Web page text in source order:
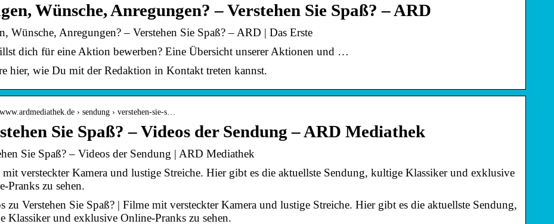
Wünsche, Anregungen? – Verstehen Sie Spaß? – ARD
Wünsche, Anregungen? – Verstehen Sie Spaß? – ARD | Das Erste
dich für eine Aktion bewerben? Eine Übersicht unserer Aktionen und …
hier, wie Du mit der Redaktion in Kontakt treten kannst.
› sendung › verstehen-sie-s…
Sie Spaß? – Videos der Sendung – ARD Mediathek
Sie Spaß? – Videos der Sendung | ARD Mediathek
versteckter Kamera und lustige Streiche. Hier gibt es die aktuellste Sendung, kultige Klassiker und exklusive
Pranks zu sehen.
zu Verstehen Sie Spaß? | Filme mit versteckter Kamera und lustige Streiche. Hier gibt es die aktuellste Sendung,
Klassiker und exklusive Online-Pranks zu sehen.